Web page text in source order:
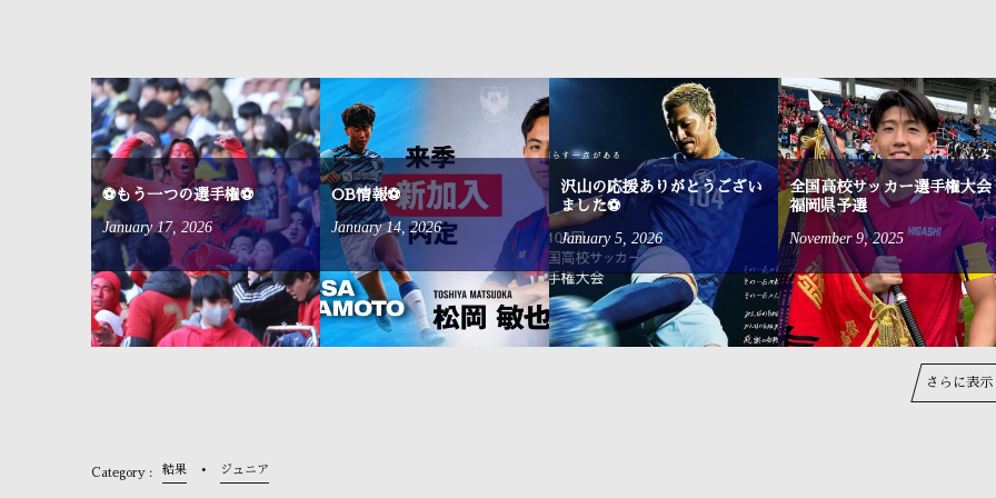
⚽もう一つの選手権⚽
January 17,2026
OB情報⚽
January 14 ,2026
沢山の応援ありがとうござい
ました⚽
January 5 2026
全国高校サッカー選手権大会
福岡県予選
November 9,2025
さらに表示
結果 ジュニア